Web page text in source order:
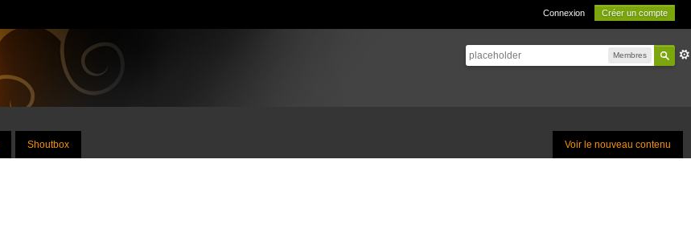
Connexion Créer un compte
Membres
Voir le nouveau contenu
Shoutbox